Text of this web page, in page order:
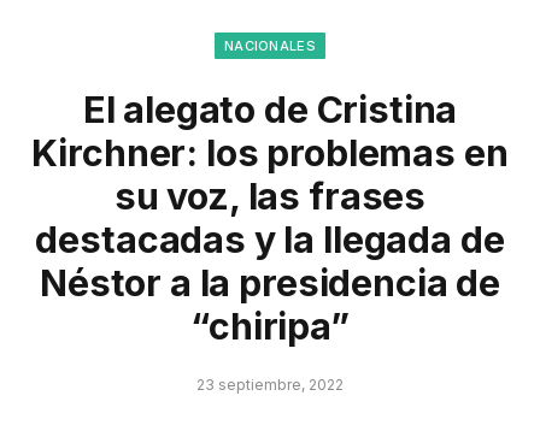
NACIONALES
El alegato de Cristina
Kirchner: los problemas en
su voz, las frases
destacadas y la llegada de
Néstor a la presidencia de
“chiripa”
23 septiembre, 2022